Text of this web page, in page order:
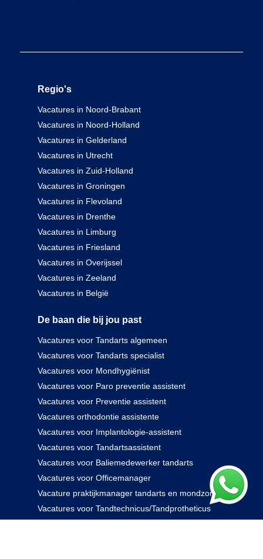
Regio's
Vacatures in Noord-Brabant
Vacatures in Noord-Holland
Vacatures in Gelderland
Vacatures in Utrecht
Vacatures in Zuid-Holland
Vacatures in Groningen
Vacatures in Flevoland
Vacatures in Drenthe
Vacatures in Limburg
Vacatures in Friesland
Vacatures in Overijssel
Vacatures in Zeeland
Vacatures in België
De baan die bij jou past
Vacatures voor Tandarts algemeen
Vacatures voor Tandarts specialist
Vacatures voor Mondhygiënist
Vacatures voor Paro preventie assistent
Vacatures voor Preventie assistent
Vacatures orthodontie assistente
Vacatures voor Implantologie-assistent
Vacatures voor Tandartsassistent
Vacatures voor Baliemedewerker tandarts
Vacatures voor Officemanager
Vacature praktijkmanager tandarts en mondzorg
Vacatures voor Tandtechnicus/Tandprotheticus